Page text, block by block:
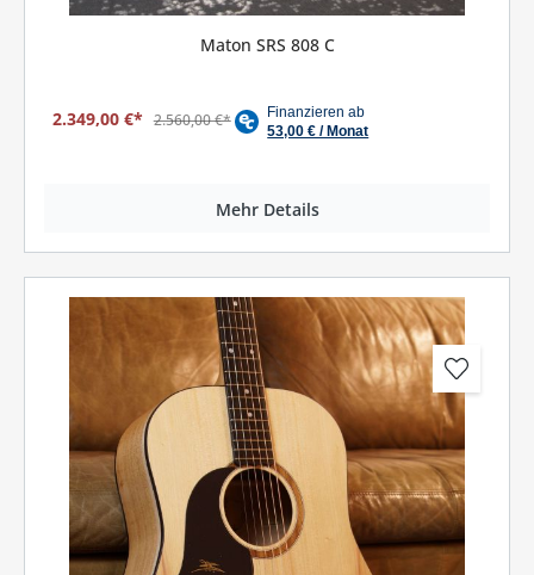
Maton SRS 808 C
2.349,00 €* 2.560,00 €*
Mehr Details